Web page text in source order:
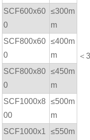
＜
SCF600x60
0
≤300m
m
SCF800x60
0
≤400m
m
SCF800x80
0
≤450m
m
SCF1000x8
00
≤500m
m
SCF1000x1 ≤550m